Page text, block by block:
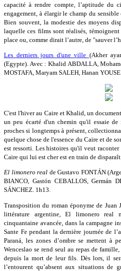
capacité à rendre compte, l’aptitude du
engagement, à élargir le champ du sensible
Bien souvent, la modestie des moyens
laquelle ces films sont réalisés,
place ou, comme dirait l’autre, de "sauver
Les derniers jours d'une ville (Akher
(Egypte). Avec : Khalid ABDALLA,
MOSTAFA, Maryam SALEH, Hanan
C'est l'hiver au Caire et Khalid, un
un peu écarté d'un chemin qu'il essaie
proches si longtemps à présent,
quelque chose de l'essence du Caire et de
est ressorti. Les histoires qu'il veut
Caire qui lui est cher est en train de
El limonero real de Gustavo FONTÁN
BIANCO, Gastón CEBALLOS, Germán
SÁNCHEZ. 1h13.
Transposition du roman éponyme de Juan
littérature argentine, El limonero real
cinquantaine avancée, dans la campagne
Sante Fe pendant la dernière journée de
Paraná, les zones d’ombre se mettent à
Wenceslao se rend seul au repas de
depuis la mort de leur fils. Dès lors, il
l’entourent qu’absent aux situations de